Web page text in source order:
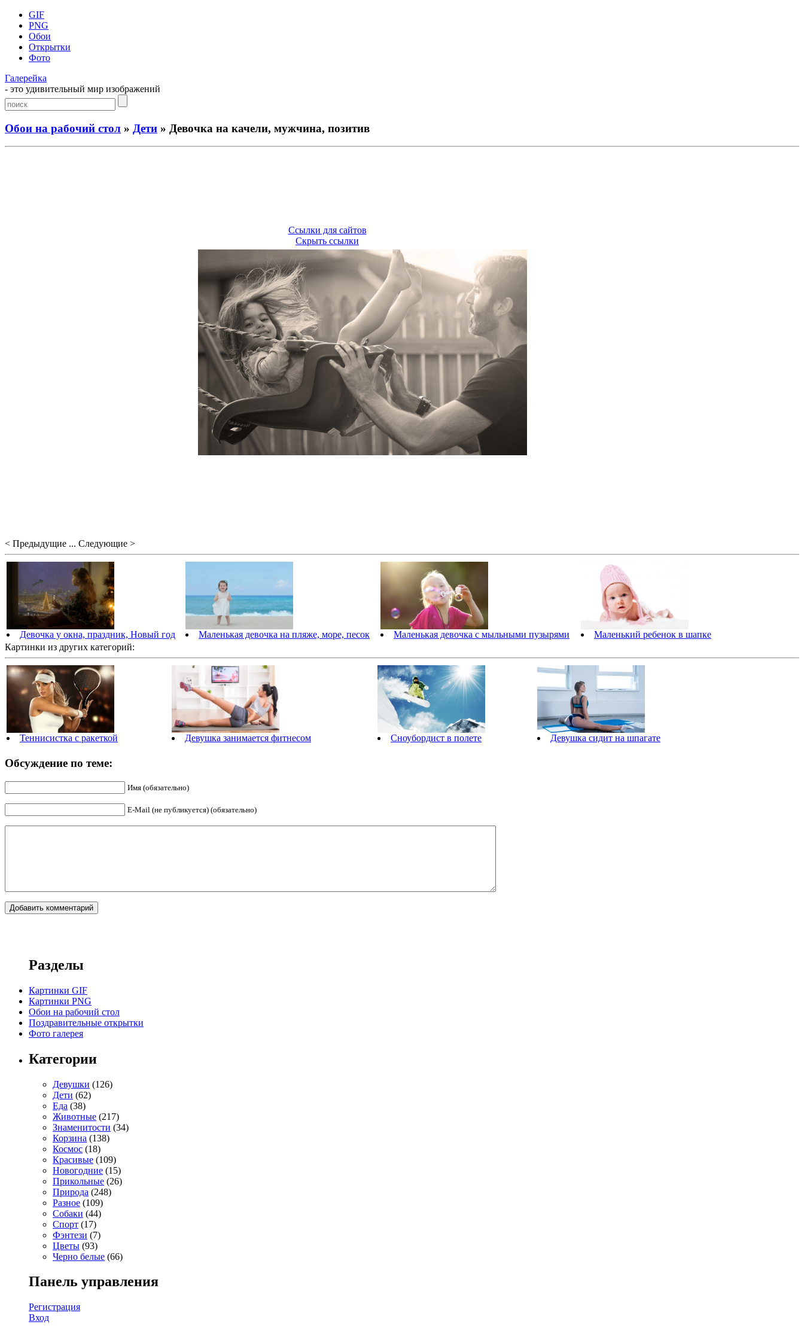
GIF
PNG
Обои
Открытки
Фото
Галерейка
- это удивительный мир изображений
Обои на рабочий стол » Дети » Девочка на качели, мужчина, позитив
Ссылки для сайтов
Скрыть ссылки
< Предыдущие ... Следующие >
Девочка у окна, праздник, Новый год Маленькая девочка на пляже, море, песок Маленькая девочка с мыльными пузырями
Маленький ребенок в шапке
Картинки из других категорий:
Теннисистка с ракеткой Девушка занимается фитнесом Сноубордист в полете Девушка сидит на шпагате
Обсуждение по теме:
Имя (обязательно)
E-Mail (не публикуется) (обязательно)
Разделы
Картинки GIF
Картинки PNG
Обои на рабочий стол
Поздравительные открытки
Фото галерея
Категории
Девушки (126)
Дети (62)
Еда (38)
Животные (217)
Знаменитости (34)
Корзина (138)
Космос (18)
Красивые (109)
Новогодние (15)
Прикольные (26)
Природа (248)
Разное (109)
Собаки (44)
Спорт (17)
Фэнтези (7)
Цветы (93)
Черно белые (66)
Панель управления
Регистрация
Вход